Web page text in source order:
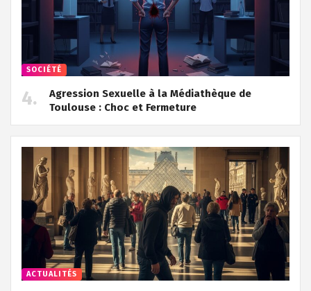
SOCIÉTÉ
Agression Sexuelle à la Médiathèque de
Toulouse : Choc et Fermeture
ACTUALITÉS